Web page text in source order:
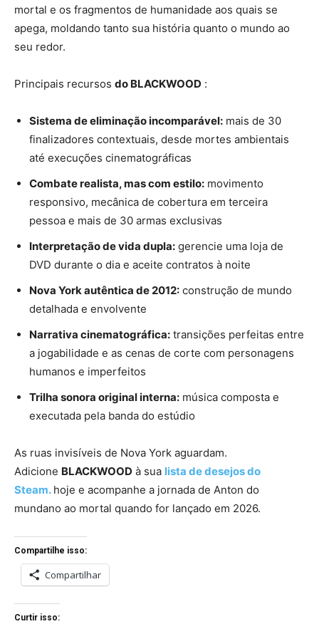
mortal e os fragmentos de humanidade aos quais se
apega, moldando tanto sua história quanto o mundo ao
seu redor.
Principais recursos do BLACKWOOD :
Sistema de eliminação incomparável: mais de 30
finalizadores contextuais, desde mortes ambientais
até execuções cinematográficas
Combate realista, mas com estilo: movimento
responsivo, mecânica de cobertura em terceira
pessoa e mais de 30 armas exclusivas
Interpretação de vida dupla: gerencie uma loja de
DVD durante o dia e aceite contratos à noite
Nova York autêntica de 2012: construção de mundo
detalhada e envolvente
Narrativa cinematográfica: transições perfeitas entre
a jogabilidade e as cenas de corte com personagens
humanos e imperfeitos
Trilha sonora original interna: música composta e
executada pela banda do estúdio
As ruas invisíveis de Nova York aguardam.
Adicione BLACKWOOD à sua lista de desejos do
Steam. hoje e acompanhe a jornada de Anton do
mundano ao mortal quando for lançado em 2026.
Compartilhe isso:
Compartilhar
Curtir isso: